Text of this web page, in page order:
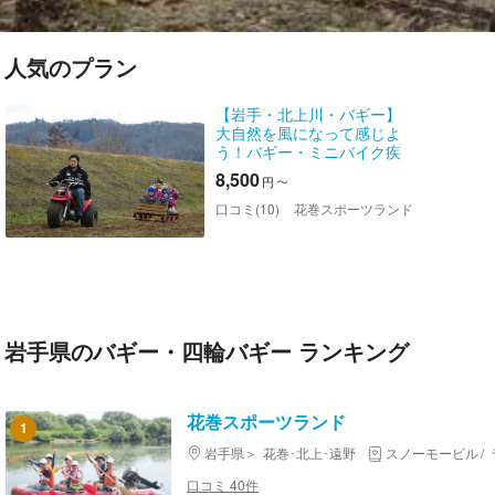
人気のプラン
【岩手・北上川・バギー】
大自然を風になって感じよ
う！バギー・ミニバイク疾
走プラン
8,500円 〜
口コミ(10) 花巻スポーツランド
岩手県のバギー・四輪バギー ランキング
1 花巻スポーツランド
岩手県 花巻･北上･遠野 スノーモービル
口コミ 40件